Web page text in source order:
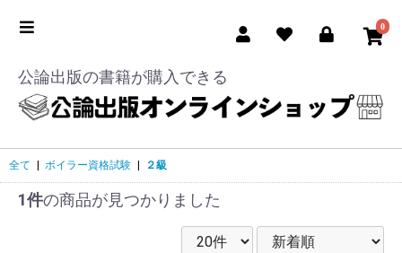
0
公論出版の書籍が購入できる
全て ボイラー資格試験 ２級
1件の商品が見つかりました